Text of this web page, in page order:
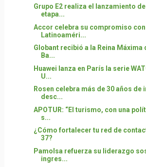
Grupo E2 realiza el lanzamiento de
etapa...
Accor celebra su compromiso con
Latinoaméri...
Globant recibió a la Reina Máxima
Ba...
Huawei lanza en París la serie
U...
Rosen celebra más de 30 años de
desc...
APOTUR: “El turismo, con una
s...
¿Cómo fortalecer tu red de
37?
Pamolsa refuerza su liderazgo
ingres...